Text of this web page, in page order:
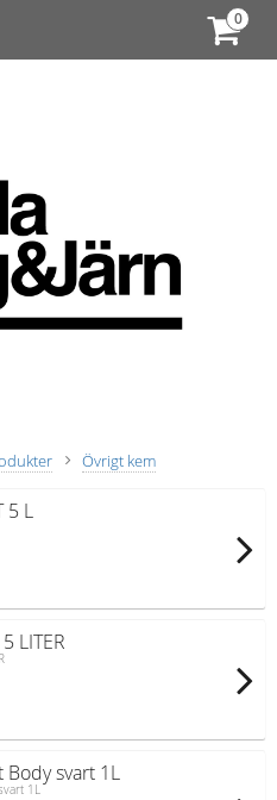
Övrigt kem
5 L
LITER
svart 1L
1L